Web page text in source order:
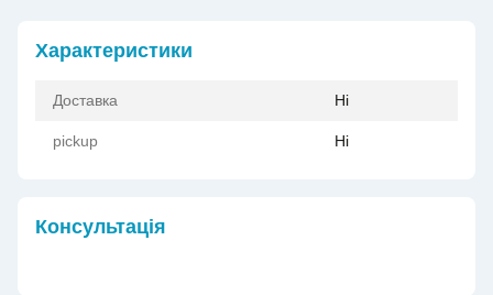
Характеристики
Доставка Ні
pickup Ні
Консультація